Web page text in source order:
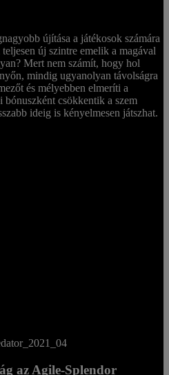
újítása a játékosok számára
új szintre emelik a magával
Mert nem számít, hogy hol
mindig ugyanolyan távolságra
és mélyebben elmeríti a
bónuszként csökkentik a szem
ideig is kényelmesen játszhat.
az Agile-Splendor